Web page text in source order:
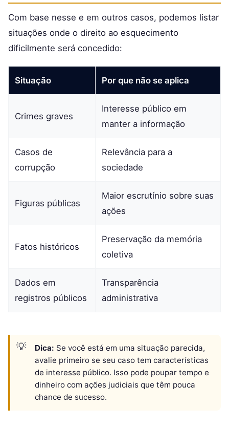
Com base nesse e em outros casos, podemos listar
situações onde o direito ao esquecimento
dificilmente será concedido:
Situação Por que não se aplica
Crimes graves
Interesse público em
manter a informação
Casos de
corrupção
Relevância para a
sociedade
Figuras públicas
Maior escrutínio sobre suas
ações
Fatos históricos
Preservação da memória
coletiva
Dados em
registros públicos
Transparência
administrativa
Dica: Se você está em uma situação parecida,
avalie primeiro se seu caso tem características
de interesse público. Isso pode poupar tempo e
dinheiro com ações judiciais que têm pouca
chance de sucesso.